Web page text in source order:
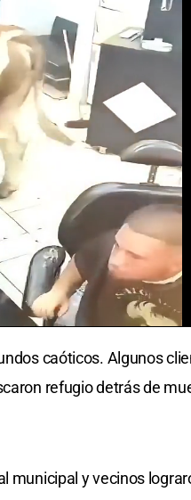
caóticos. Algunos
refugio detrás de
municipal y vecinos